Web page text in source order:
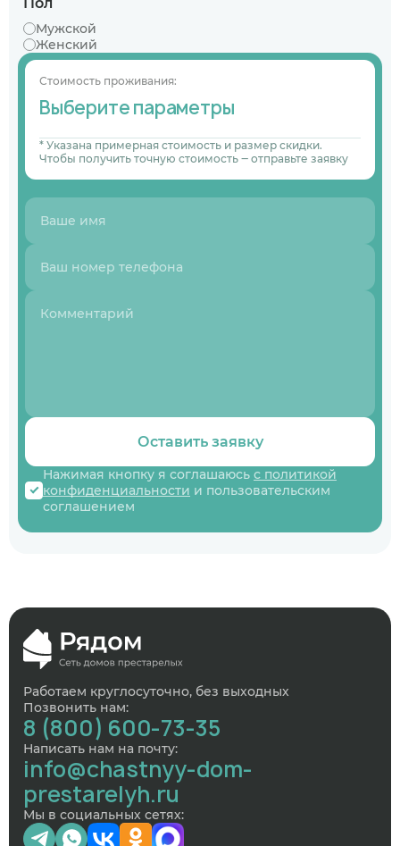
Мужской
Женский
Стоимость проживания:
Выберите параметры
* Указана примерная стоимость и размер скидки.
Чтобы получить точную стоимость ‒ отправьте заявку
Оставить заявку
Нажимая кнопку я соглашаюсь с политикой
конфиденциальности и пользовательским
соглашением
Работаем круглосуточно, без выходных
Позвонить нам:
8 (800) 600-73-35
Написать нам на почту:
info@chastnyy-dom-
prestarelyh.ru
Мы в социальных сетях: